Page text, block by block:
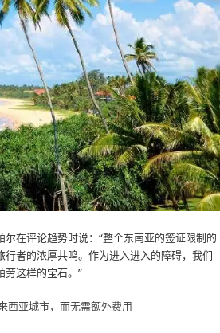
在评论趋势时说：“整个东南亚的签证限制的
者的浓厚共鸣。作为进入进入的障碍，我们
劳这样的宝石。”
西亚城市，而无需额外费用